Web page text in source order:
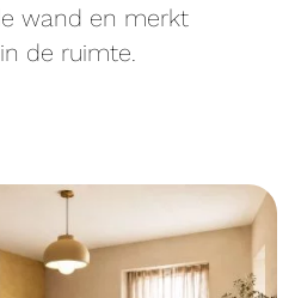
wand en merkt
de ruimte.